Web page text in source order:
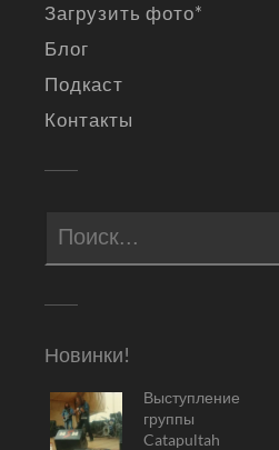
Загрузить фото*
Блог
Подкаст
Контакты
Новинки!
Выступление
группы
Catapultah